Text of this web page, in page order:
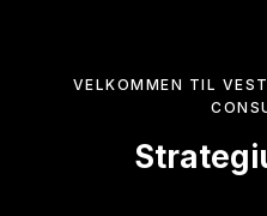
​VELKOMMEN TIL